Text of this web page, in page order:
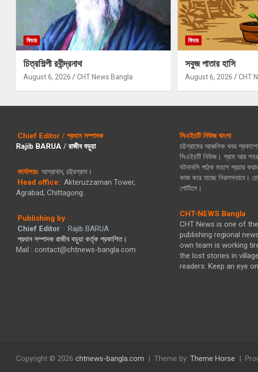
ফিচার
চিত্রশিল্পী রবীন্দ্রনাথ
August 6, 2026 CHT News Bangla
ফিচার
সবুজ পাতার হাসি
August 6, 2026 CHT
Chief Editor / প্রধান সম্পাদক
Rajib BARUA / রাজীব বড়ুয়া
কার্যালয়ঃ আগ্রাবাদ, চট্ট্রগ্রাম।
Head office: Akteruzzaman Tower,
Agrabad, Chittagong.
Publishing by
Chief Editor
Rajib BARUA
প্রধান সম্পাদক রাজীব বড়ুয়া কর্তৃক প্রকাশিত।
Mail : contact@chtnews-bangla.com
সিএইচটি নিউজ বাংলা
চট্টগ্রামের আঞ্চলিক খবর
সিএইচটি নিউজ। গ্রাম আর
ঘটনাবলি পাঠক মহলে প্রচার
কাজ করে যাচ্ছে নিরলসভাবে।
পোর্টালে।
CHT-NEWS Bangla
CHT News is one of
publishing regional
own team is working
the lost stories in
readers. Keep an eye
Copyright © 2026 chtnews-bangla.com Theme by: Theme Horse